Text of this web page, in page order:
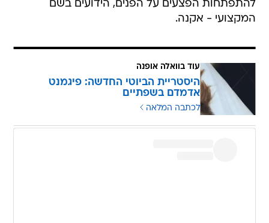
להתפתחות הפצעים על הפנים, הידועים בשם
המקצועי - אקנה.
עוד בוואלה אופנה
היסטריית הביוטי החדשה: פיגמנט
אדמדם בשפתיים
לכתבה המלאה